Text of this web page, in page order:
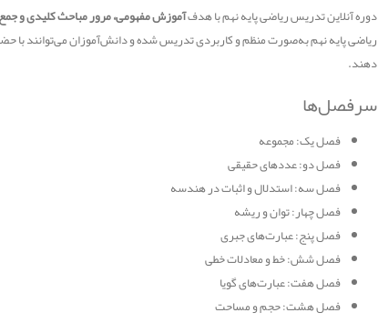
دوره آنلاین تدریس ریاضی پایه نهم با هدفآموزش مفهومی، مرور مباحث کلیدی و
ریاضی پایه نهم به‌صورت منظم و کاربردی تدریس شده و دانش‌آموزان می‌توانند با
دهند.
سرفصل‌ها
فصل یک: مجموعه
فصل دو: عددهای حقیقی
فصل سه: استدلال و اثبات در هندسه
فصل چهار: توان و ریشه
فصل پنج: عبارت‌های جبری
فصل شش: خط و معادلات خطی
فصل هفت: عبارت‌های گویا
فصل هشت: حجم و مساحت